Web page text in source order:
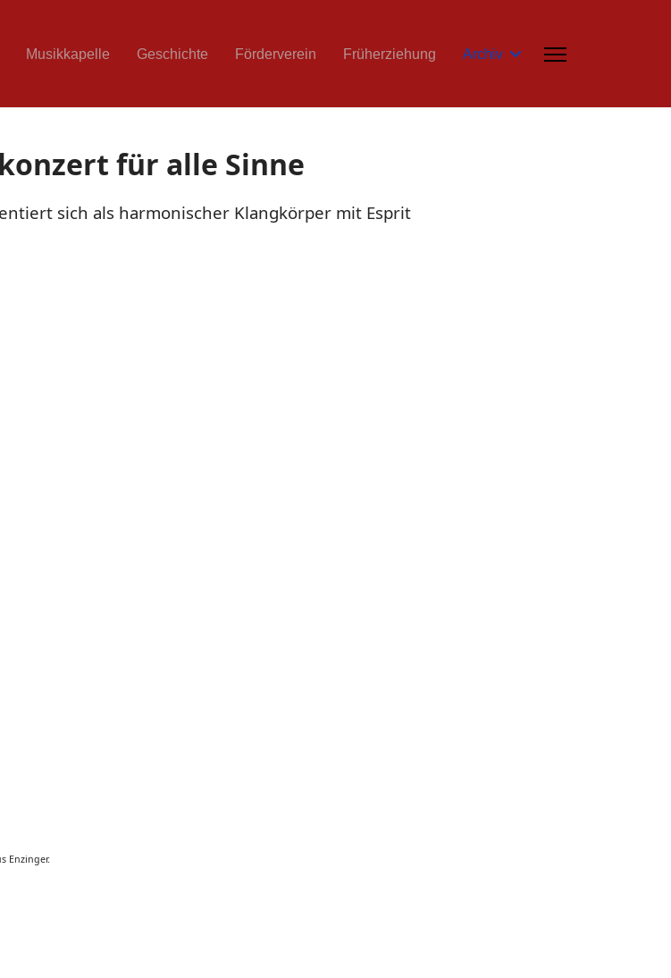
Musikkapelle Geschichte Förderverein Früherziehung Archiv
für alle Sinne
sich als harmonischer Klangkörper mit Esprit
Enzinger.